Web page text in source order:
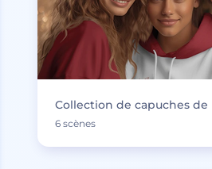
Collection de capuches de
6 scènes